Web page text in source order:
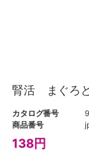
腎活 まぐろ
カタログ番号
商品番号
138円